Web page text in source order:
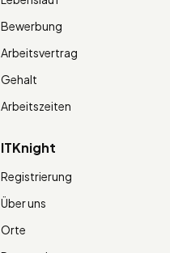
Bewerbung
Arbeitsvertrag
Gehalt
Arbeitszeiten
ITKnight
Registrierung
Über uns
Orte